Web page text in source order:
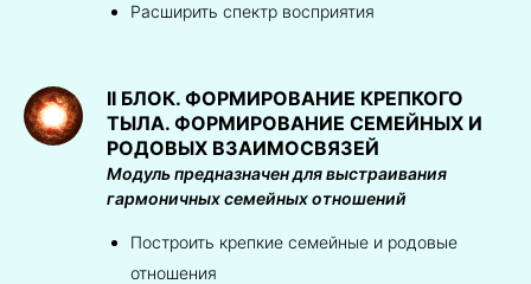
Расширить спектр восприятия
II БЛОК. ФОРМИРОВАНИЕ КРЕПКОГО
ТЫЛА. ФОРМИРОВАНИЕ СЕМЕЙНЫХ И
РОДОВЫХ ВЗАИМОСВЯЗЕЙ
Модуль предназначен для выстраивания
гармоничных семейных отношений
Построить крепкие семейные и родовые
отношения